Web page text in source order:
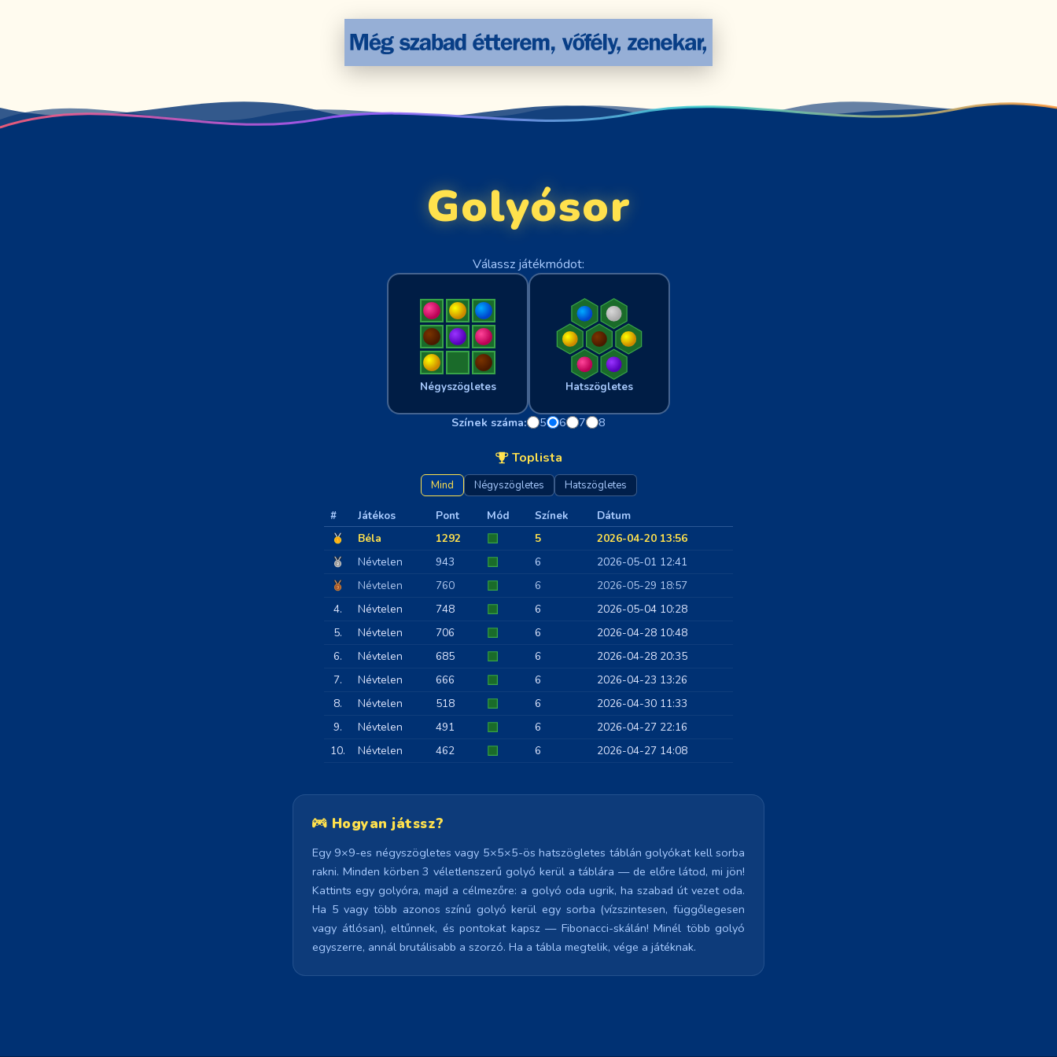
Golyósor
Válassz játékmódot:
Négyszögletes Hatszögletes
Színek száma: 5 6 7 8
Toplista
Mind Négyszögletes Hatszögletes
# Játékos Pont Mód Színek
Dátum
Béla
1292 5
2026-04-20 13:56
Névtelen
943 6
2026-05-01 12:41
Névtelen
760 6
2026-05-29 18:57
4.
Névtelen 748 6
2026-05-04 10:28
5.
Névtelen 706 6
2026-04-28 10:48
6.
Névtelen 685 6
2026-04-28 20:35
7.
Névtelen 666 6
2026-04-23 13:26
8.
Névtelen 518 6
2026-04-30 11:33
9.
Névtelen 491 6
2026-04-27 22:16
10.
Névtelen 462 6 2026-04-27 14:08
Hogyan játssz?
Egy 9×9-es négyszögletes vagy 5×5×5-ös hatszögletes táblán golyókat kell sorba
rakni. Minden körben 3 véletlenszerű golyó kerül a táblára — de előre látod, mi jön!
Kattints egy golyóra, majd a célmezőre: a golyó oda ugrik, ha szabad út vezet oda.
Ha 5 vagy több azonos színű golyó kerül egy sorba (vízszintesen, függőlegesen
vagy átlósan), eltűnnek, és pontokat kapsz — Fibonacci-skálán! Minél több golyó
egyszerre, annál brutálisabb a szorzó. Ha a tábla megtelik, vége a játéknak.